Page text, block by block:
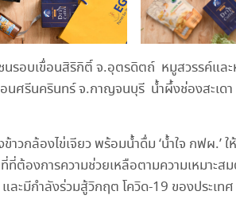
รอบเขื่อนสิริกิติ์ จ.อุตรดิตถ์ หมูสวรรค์แล
ศรีนครินทร์ จ.กาญจนบุรี น้ำผึ้งช่องสะเดา
กล้องไข่เจียว พร้อมน้ำดื่ม ‘น้ำใจ กฟผ.’
องการความช่วยเหลือตามความเหมาะส
ละมีกำลังร่วมสู้วิกฤต โควิด-19 ของประเทศ